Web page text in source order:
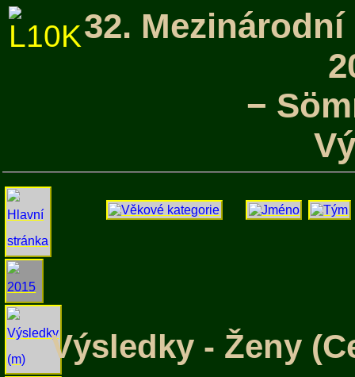
32.
−
Výsledky - Ženy